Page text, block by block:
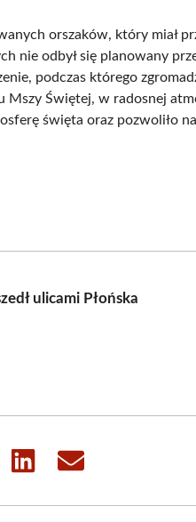
orszaków, który miał
nie odbył się planowany
podczas którego
Świętej, w radosnej
święta oraz pozwoliło
ulicami Płońska
Share
Share